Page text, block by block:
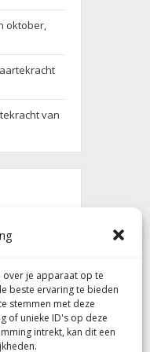
je apparaat op te
beste ervaring te bieden
stemmen met deze
of unieke ID's op deze
intrekt, kan dit een
oktober,
van